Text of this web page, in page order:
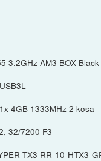
3.2GHz AM3 BOX
4GB 1333MHz 2 kosa
32/7200 F3
TX3 RR-10-HTX3-